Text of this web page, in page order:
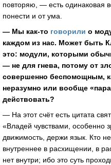
повторяю, — есть одинаковая
понести и от ума.
— Мы как-то говорили о
каждом из нас. Может быть
это: модули, которыми
— не для гнева, потому от
совершенно беспомощным,
неразумно или вообще
действовать?
— На этот счёт есть цитата
«Владей чувствами, особенно
движимость, держи язык. Кто
внутреннее в расхищении, в
нет внутри; ибо это суть